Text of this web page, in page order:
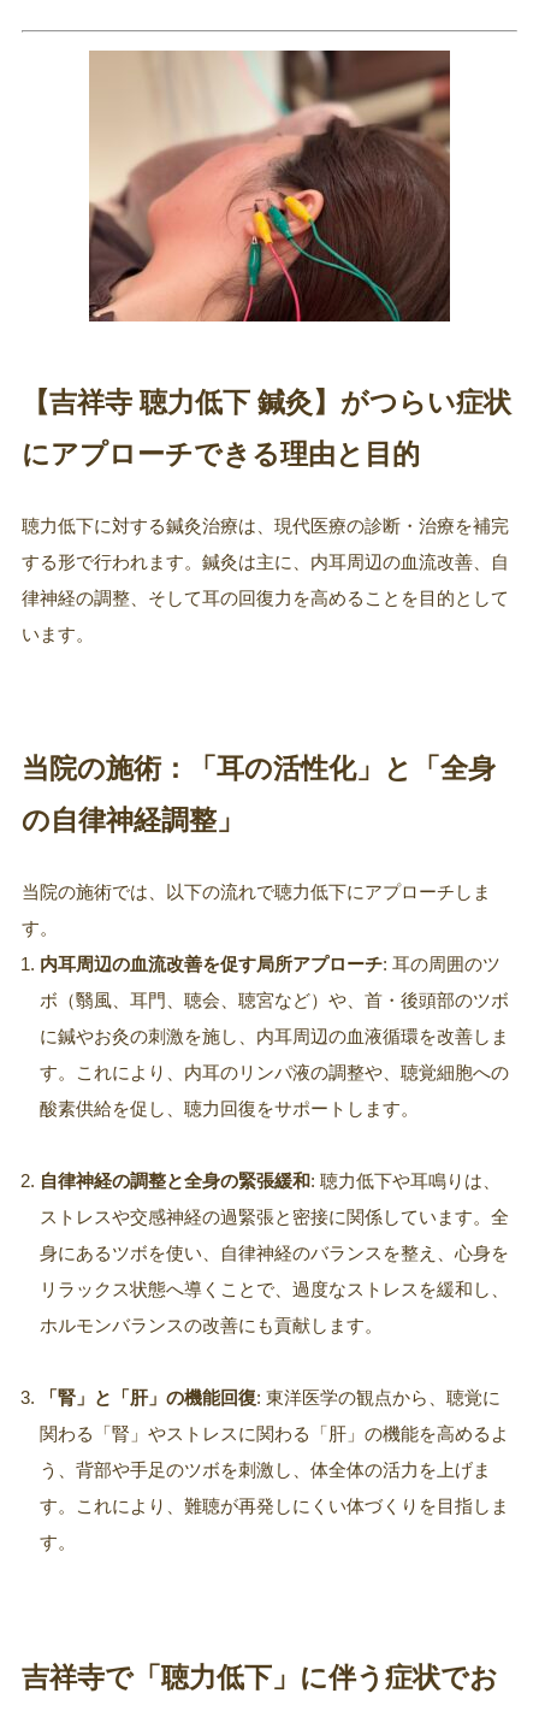
【吉祥寺 聴力低下 鍼灸】がつらい症状
にアプローチできる理由と目的
聴力低下に対する鍼灸治療は、現代医療の診断・治療を補完
する形で行われます。鍼灸は主に、内耳周辺の血流改善、自
律神経の調整、そして耳の回復力を高めることを目的として
います。
当院の施術：「耳の活性化」と「全身
の自律神経調整」
当院の施術では、以下の流れで聴力低下にアプローチしま
す。
内耳周辺の血流改善を促す局所アプローチ: 耳の周囲のツ
ボ（翳風、耳門、聴会、聴宮など）や、首・後頭部のツボ
に鍼やお灸の刺激を施し、内耳周辺の血液循環を改善しま
す。これにより、内耳のリンパ液の調整や、聴覚細胞への
酸素供給を促し、聴力回復をサポートします。
自律神経の調整と全身の緊張緩和: 聴力低下や耳鳴りは、
ストレスや交感神経の過緊張と密接に関係しています。全
身にあるツボを使い、自律神経のバランスを整え、心身を
リラックス状態へ導くことで、過度なストレスを緩和し、
ホルモンバランスの改善にも貢献します。
「腎」と「肝」の機能回復: 東洋医学の観点から、聴覚に
関わる「腎」やストレスに関わる「肝」の機能を高めるよ
う、背部や手足のツボを刺激し、体全体の活力を上げま
す。これにより、難聴が再発しにくい体づくりを目指しま
す。
吉祥寺で「聴力低下」に伴う症状でお